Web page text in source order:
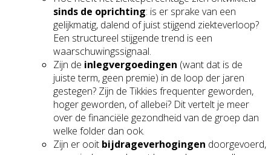
sinds de oprichting: is er sprake van een
gelijkmatig, dalend of juist stijgend ziekteverloop?
Een structureel stijgende trend is een
waarschuwingssignaal.
Zijn de inlegvergoedingen (want dat is de
juiste term, geen premie) in de loop der jaren
gestegen? Zijn de Tikkies frequenter geworden,
hoger geworden, of allebei? Dit vertelt je meer
over de financiële gezondheid van de groep dan
welke folder dan ook.
Zijn er ooit bijdrageverhogingen doorgevoerd,